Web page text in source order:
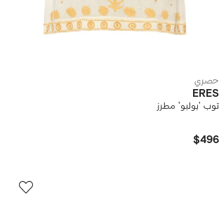
حصري
ERES
توب 'بولبو' مطرز
$496